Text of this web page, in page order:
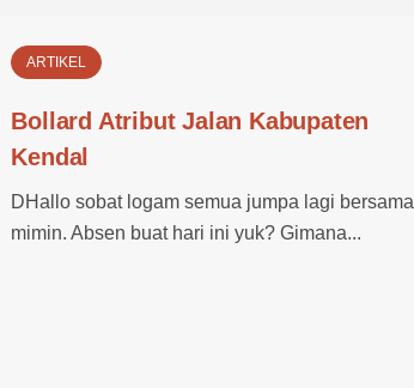
ARTIKEL
Bollard Atribut Jalan Kabupaten
Kendal
DHallo sobat logam semua jumpa lagi bersama
mimin. Absen buat hari ini yuk? Gimana...